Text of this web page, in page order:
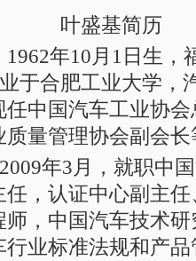
叶盛基简历
年10月1日生，
于合肥工业大学，
中国汽车工业协
量管理协会副会长
年3月，就职中国
任，认证中心副主
师，中国汽车技术
业标准法规和产